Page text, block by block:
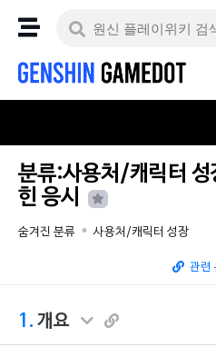
분류:사용처/캐릭터
힌 응시
숨겨진 분류 사용처/캐릭터 성장
관련
1. 개요